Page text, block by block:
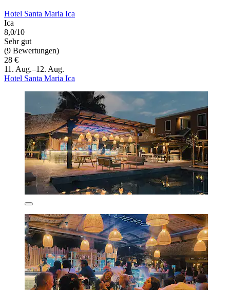
Hotel Santa Maria Ica
Ica
8,0/10
Sehr gut
(9 Bewertungen)
28 €
11. Aug.–12. Aug.
Hotel Santa Maria Ica